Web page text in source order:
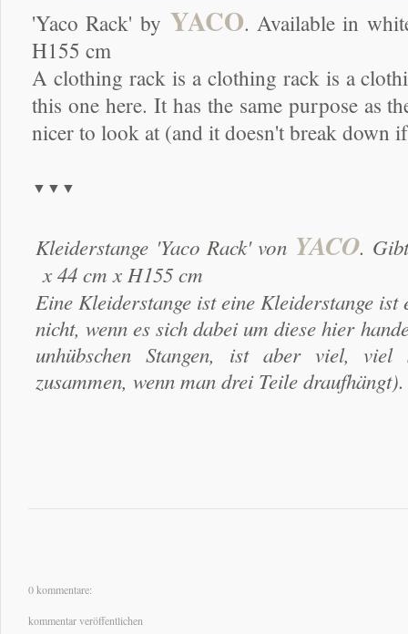
'Yaco Rack' by YACO. Available in
H155 cm
A clothing rack is a clothing rack is a
this one here. It has the same purpose as
nicer to look at (and it doesn't break down
▼▼▼
Kleiderstange 'Yaco Rack' von YACO.
x 44 cm x H155 cm
Eine Kleiderstange ist eine Kleiderstange
nicht, wenn es sich dabei um diese hier
unhübschen Stangen, ist aber viel, viel
zusammen, wenn man drei Teile draufhängt).
0 kommentare:
kommentar veröffentlichen